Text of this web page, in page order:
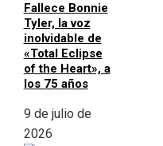
Fallece Bonnie
Tyler, la voz
inolvidable de
«Total Eclipse
of the Heart», a
los 75 años
9 de julio de
2026